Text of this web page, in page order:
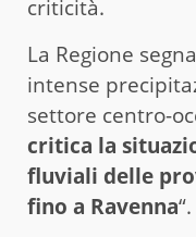
criticità.
La Regione
intense
settore centro-
critica la
fluviali delle
fino a Ravenna“.